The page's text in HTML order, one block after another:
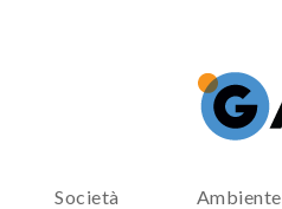
Società Ambiente